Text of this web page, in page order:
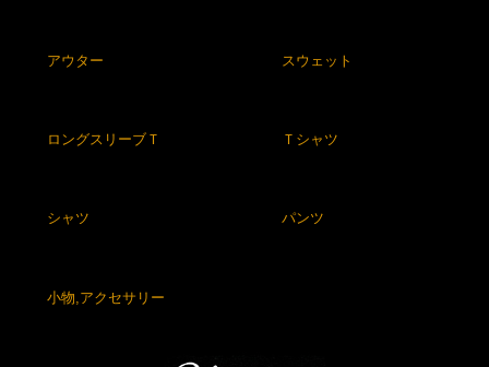
アウター スウェット
ロングスリーブＴ Ｔシャツ
シャツ パンツ
小物,アクセサリー